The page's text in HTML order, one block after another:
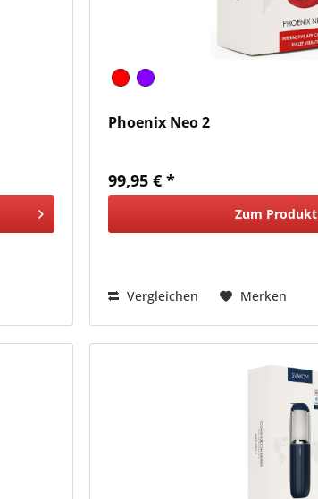
Phoenix Neo 2
99,95 € *
Zum Produkt
Vergleichen Merken